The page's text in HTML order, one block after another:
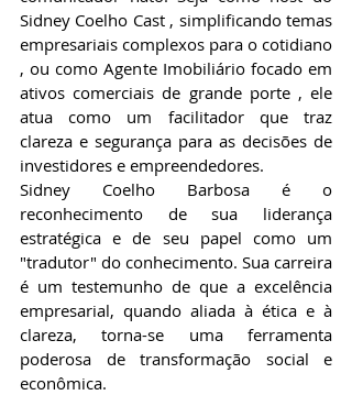
Sidney Coelho Cast , simplificando temas
empresariais complexos para o cotidiano
, ou como Agente Imobiliário focado em
ativos comerciais de grande porte , ele
atua como um facilitador que traz
clareza e segurança para as decisões de
investidores e empreendedores.
Sidney Coelho Barbosa é o
reconhecimento de sua liderança
estratégica e de seu papel como um
"tradutor" do conhecimento. Sua carreira
é um testemunho de que a excelência
empresarial, quando aliada à ética e à
clareza, torna-se uma ferramenta
poderosa de transformação social e
econômica.